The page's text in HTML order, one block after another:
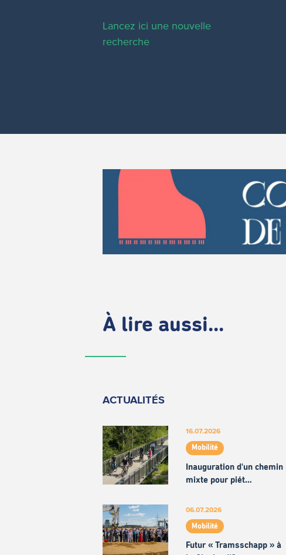
Lancez ici une nouvelle
recherche
À lire aussi...
ACTUALITÉS
16.07.2026
Mobilité
Inauguration d'un chemin
mixte pour piét…
06.07.2026
Mobilité
Futur « Tramsschapp » à